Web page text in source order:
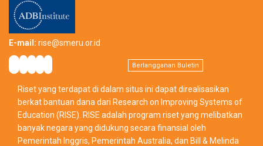
E-mail: rise@smeru.or.id
Berlangganan Buletin
Riset yang terdapat di dalam situs ini dapat direalisasikan
berkat bantuan dana dari Research on Improving Systems of
Education (RISE). RISE adalah program riset yang melibatkan
banyak negara yang didukung secara finansial oleh
Pemerintah Inggris, Pemerintah Australia, dan Bill & Melinda